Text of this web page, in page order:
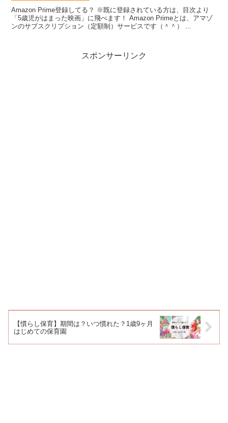
Amazon Prime登録してる？ ※既に登録されている方は、目次より
「5歳児がはまった映画」に飛べます！ Amazon Primeとは、アマゾ
ンのサブスクリプション（定額制）サービスです（＾＾） ...
スポンサーリンク
【慣らし保育】期間は？いつ慣れた？1歳9ヶ月
はじめての保育園